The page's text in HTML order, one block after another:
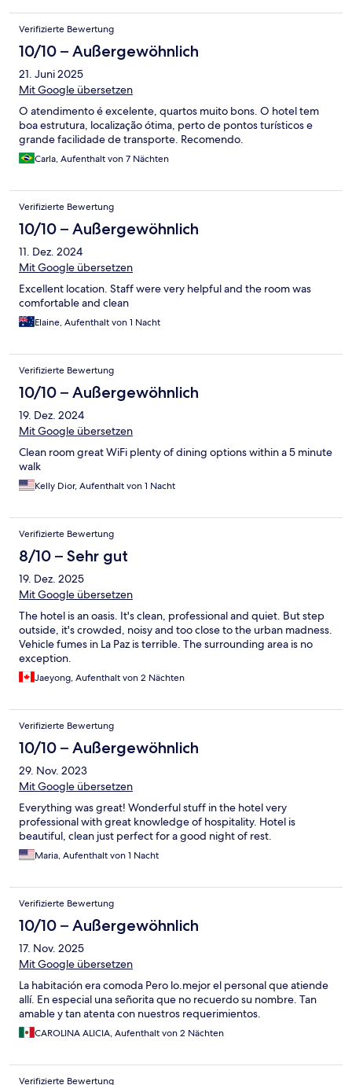
Verifizierte Bewertung
10/10 – Außergewöhnlich
21. Juni 2025
Mit Google übersetzen
O atendimento é excelente, quartos muito bons. O hotel tem
boa estrutura, localização ótima, perto de pontos turísticos e
grande facilidade de transporte. Recomendo.
Carla, Aufenthalt von 7 Nächten
Verifizierte Bewertung
10/10 – Außergewöhnlich
11. Dez. 2024
Mit Google übersetzen
Excellent location. Staff were very helpful and the room was
comfortable and clean
Elaine, Aufenthalt von 1 Nacht
Verifizierte Bewertung
10/10 – Außergewöhnlich
19. Dez. 2024
Mit Google übersetzen
Clean room great WiFi plenty of dining options within a 5 minute
walk
Kelly Dior, Aufenthalt von 1 Nacht
Verifizierte Bewertung
8/10 – Sehr gut
19. Dez. 2025
Mit Google übersetzen
The hotel is an oasis. It's clean, professional and quiet. But step
outside, it's crowded, noisy and too close to the urban madness.
Vehicle fumes in La Paz is terrible. The surrounding area is no
exception.
Jaeyong, Aufenthalt von 2 Nächten
Verifizierte Bewertung
10/10 – Außergewöhnlich
29. Nov. 2023
Mit Google übersetzen
Everything was great! Wonderful stuff in the hotel very
professional with great knowledge of hospitality. Hotel is
beautiful, clean just perfect for a good night of rest.
Maria, Aufenthalt von 1 Nacht
Verifizierte Bewertung
10/10 – Außergewöhnlich
17. Nov. 2025
Mit Google übersetzen
La habitación era comoda Pero lo.mejor el personal que atiende
allí. En especial una señorita que no recuerdo su nombre. Tan
amable y tan atenta con nuestros requerimientos.
CAROLINA ALICIA, Aufenthalt von 2 Nächten
Verifizierte Bewertung